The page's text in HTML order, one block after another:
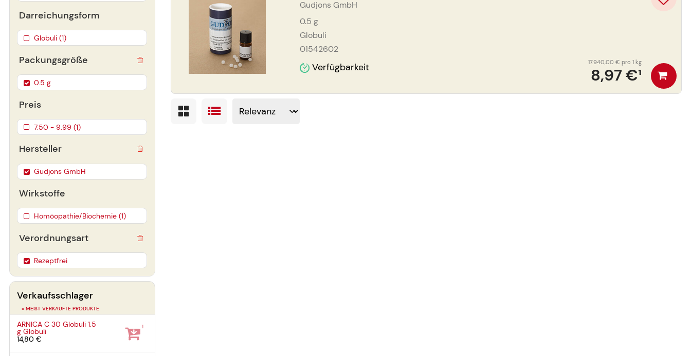
Gudjons GmbH
0.5 g
Globuli
01542602
Verfügbarkeit 8,97 €¹
17.940,00 € pro 1 kg
Darreichungsform
Globuli (1)
Packungsgröße
0.5 g
Preis
7.50 - 9.99 (1)
Hersteller
Gudjons GmbH
Wirkstoffe
Homöopathie/Biochemie (1)
Verordnungsart
Rezeptfrei
Verkaufsschlager
» MEIST VERKAUFTE PRODUKTE
ARNICA C 30 Globuli1.5
gGlobuli
14,80 €
1